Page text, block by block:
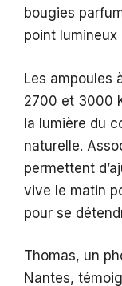
bougies
point
Les ampoules
2700 et 3000
la lumière du
naturelle.
permettent
vive le matin
pour se
Thomas, un
Nantes,